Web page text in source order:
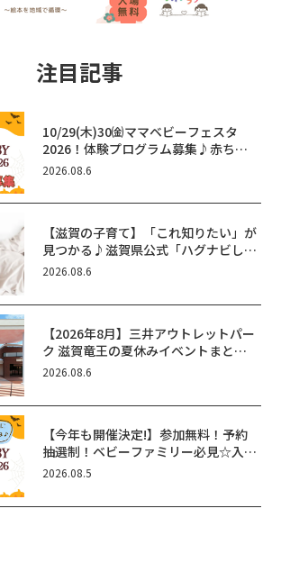
注目記事
10/29(木)30㈮ママベビーフェスタ
2026！体験プログラム募集♪赤ちゃ
ん向けイベントに出演しませんか？
2026.08.6
【滋賀の子育て】「これ知りたい」が
見つかる♪滋賀県公式「ハグナビし
が」使ってる？おでかけ・制度・子育
2026.08.6
【2026年8月】三井アウトレットパー
ク 滋賀竜王の夏休みイベントまと
め！びしょぬれ水あそび・激辛グル
ん！
2026.08.6
【今年も開催決定!】参加無料！予約
抽選制！ベビーファミリー必見☆入場
無料☆10/29(木)30(金)ママベビーフ
エリ守山
2026.08.5